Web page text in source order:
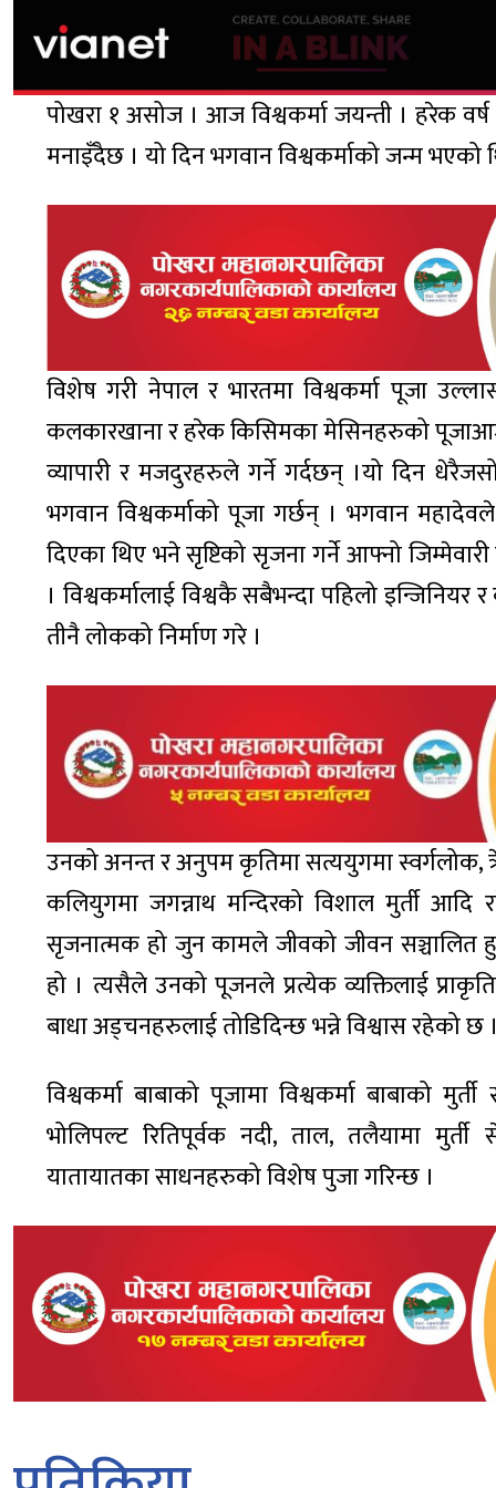
पोखरा १ असोज । आज विश्वकर्मा जयन्ती । हरेक
मनाइँदैछ । यो दिन भगवान विश्वकर्माको जन्म भएको
विशेष गरी नेपाल र भारतमा विश्वकर्मा पूजा
कलकारखाना र हरेक किसिमका मेसिनहरुको
व्यापारी र मजदुरहरुले गर्ने गर्दछन् ।यो दिन
भगवान विश्वकर्माको पूजा गर्छन् । भगवान
दिएका थिए भने सृष्टिको सृजना गर्ने आफ्नो
। विश्वकर्मालाई विश्वकै सबैभन्दा पहिलो
तीनै लोकको निर्माण गरे ।
उनको अनन्त र अनुपम कृतिमा सत्ययुगमा स्वर्गलोक,
कलियुगमा जगन्नाथ मन्दिरको विशाल मुर्ती
सृजनात्मक हो जुन कामले जीवको जीवन सञ्चालित
हो । त्यसैले उनको पूजनले प्रत्येक व्यक्तिलाई
बाधा अड्चनहरुलाई तोडिदिन्छ भन्ने विश्वास रहेको छ
विश्वकर्मा बाबाको पूजामा विश्वकर्मा बाबाको
भोलिपल्ट रितिपूर्वक नदी, ताल, तलैयामा
यातायातका साधनहरुको विशेष पुजा गरिन्छ ।